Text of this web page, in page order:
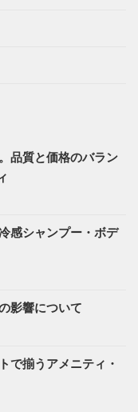
品質と価格のバラン
感シャンプー・ボデ
影響について
で揃うアメニティ・